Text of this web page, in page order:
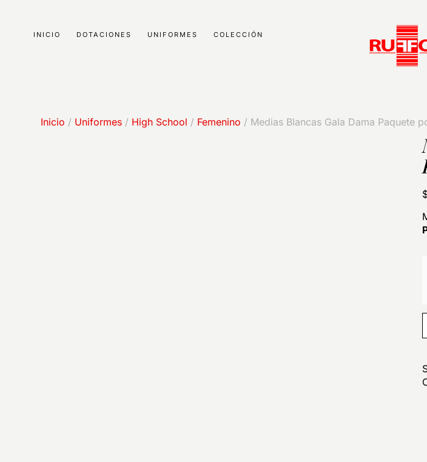
INICIO DOTACIONES UNIFORMES COLECCIÓN
Inicio / Uniformes / High School / Femenino / Medias Blancas Gala Dama Paquete